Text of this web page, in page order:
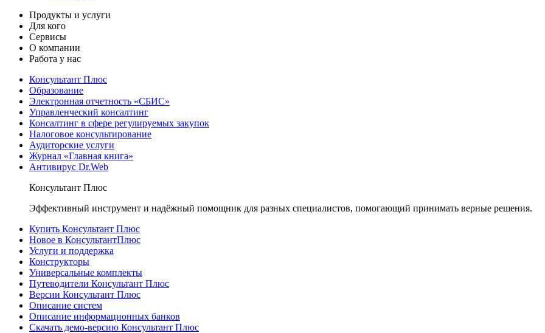
Продукты и услуги
Для кого
Сервисы
О компании
Работа у нас
Консультант Плюс
Образование
Электронная отчетность «СБИС»
Управленческий консалтинг
Консалтинг в сфере регулируемых закупок
Налоговое консультирование
Аудиторские услуги
Журнал «Главная книга»
Антивирус Dr.Web
Консультант Плюс
Эффективный инструмент и надёжный помощник для разных специалистов, помогающий принимать верные решения.
Купить Консультант Плюс
Новое в КонсультантПлюс
Услуги и поддержка
Конструкторы
Универсальные комплекты
Путеводители Консультант Плюс
Версии Консультант Плюс
Описание систем
Описание информационных банков
Скачать демо-версию Консультант Плюс